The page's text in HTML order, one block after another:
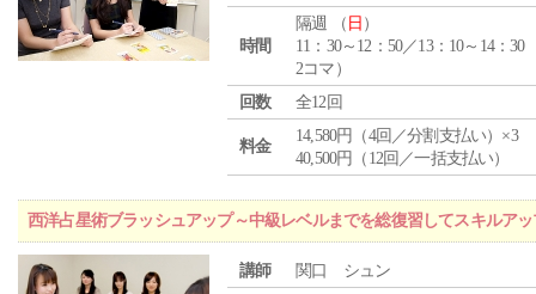
時間
隔週 （ 日 ）
11：30～12：50／13：10～14：30
2コマ）
回数
全12回
料金
14,580円（4回／分割支払い）×3
40,500円（12回／一括支払い）
西洋占星術ブラッシュアップ～中級レベルまでを総復習してスキルア
講師 関口 シュン